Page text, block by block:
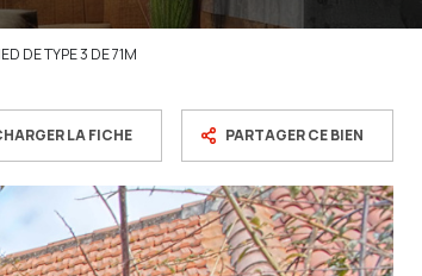
DE TYPE 3 DE 71M
LA FICHE PARTAGER CE BIEN